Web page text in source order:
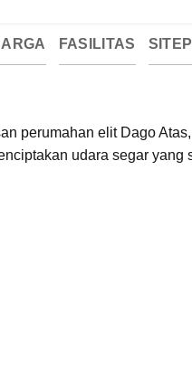
FASILITAS
perumahan elit Dago
udara segar yang